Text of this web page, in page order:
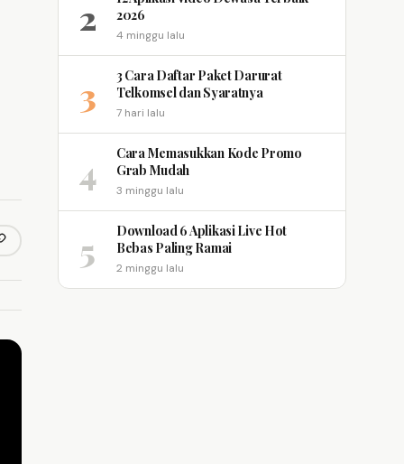
link
2
2026
4 minggu lalu
3
3 Cara Daftar Paket Darurat
Telkomsel dan Syaratnya
7 hari lalu
4
Cara Memasukkan Kode Promo
Grab Mudah
3 minggu lalu
5
Download 6 Aplikasi Live Hot
Bebas Paling Ramai
2 minggu lalu